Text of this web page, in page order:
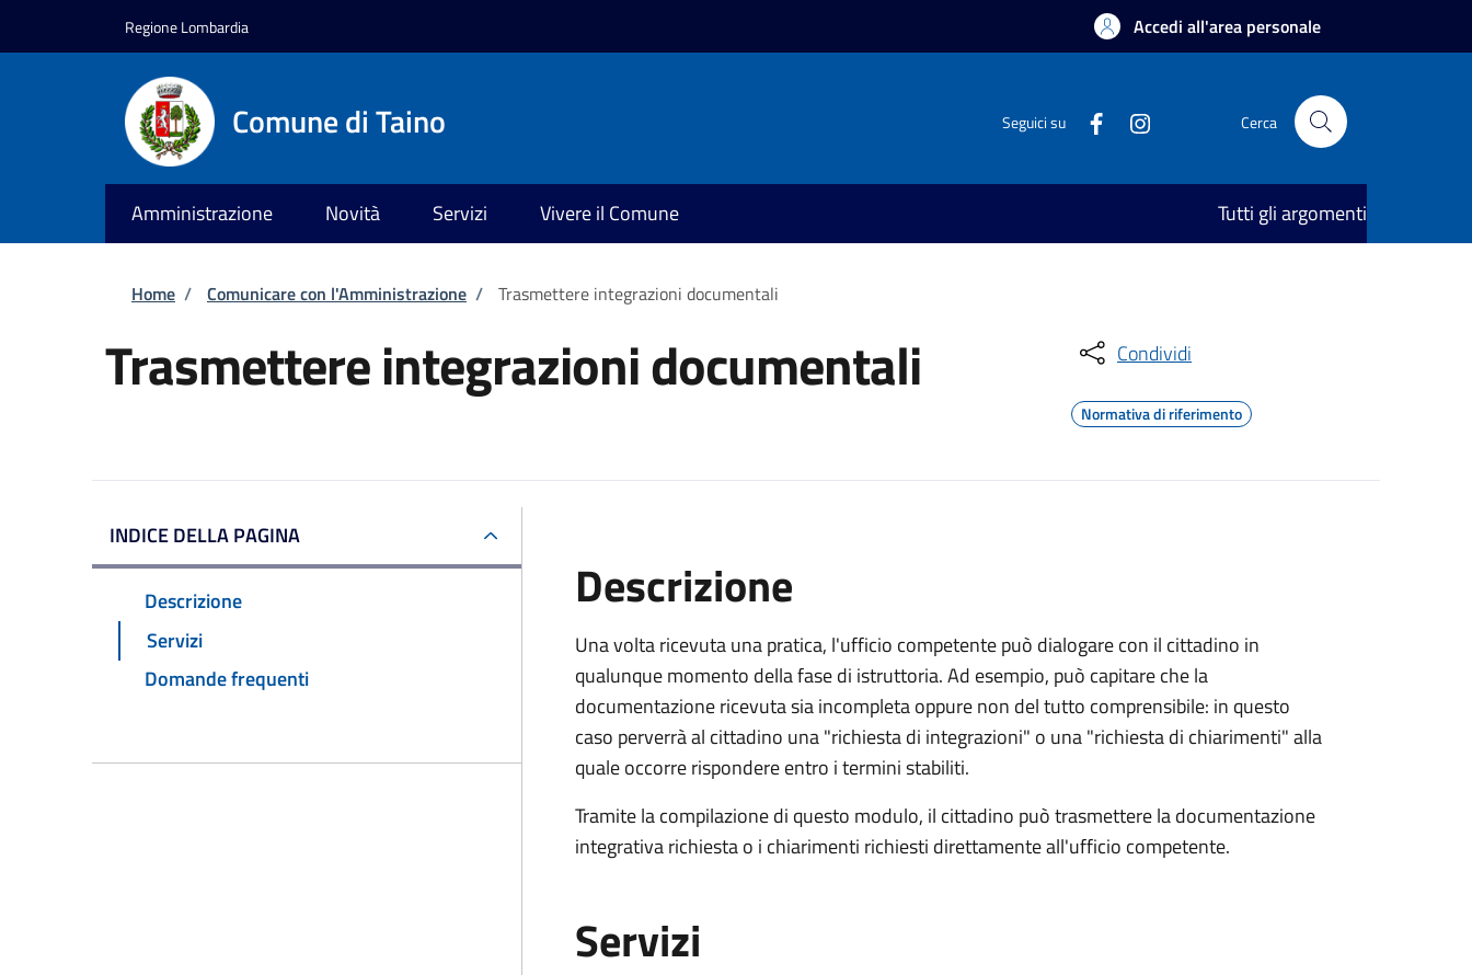
Regione Lombardia Accedi all'area personale
Comune di Taino Seguici su Cerca
Amministrazione Novità Servizi Vivere il Comune Tutti gli argomenti
Briciole di pane
Home / Comunicare con l'Amministrazione / Trasmettere integrazioni documentali
Trasmettere integrazioni documentali Condividi
Normativa di riferimento
INDICE DELLA PAGINA
Descrizione
Servizi
Domande frequenti
Descrizione
Una volta ricevuta una pratica, l'ufficio competente può dialogare con il cittadino in
qualunque momento della fase di istruttoria. Ad esempio, può capitare che la
documentazione ricevuta sia incompleta oppure non del tutto comprensibile: in questo
caso perverrà al cittadino una "richiesta di integrazioni" o una "richiesta di chiarimenti" alla
quale occorre rispondere entro i termini stabiliti.
Tramite la compilazione di questo modulo, il cittadino può trasmettere la documentazione
integrativa richiesta o i chiarimenti richiesti direttamente all'ufficio competente.
Servizi